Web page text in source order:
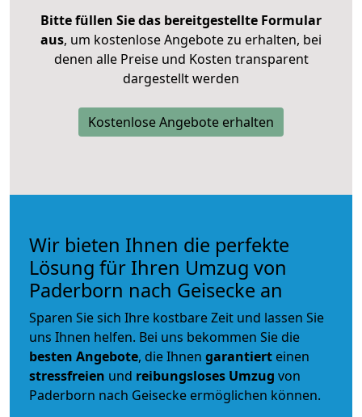
Bitte füllen Sie das bereitgestellte Formular
aus, um kostenlose Angebote zu erhalten, bei
denen alle Preise und Kosten transparent
dargestellt werden
Kostenlose Angebote erhalten
Wir bieten Ihnen die perfekte
Lösung für Ihren Umzug von
Paderborn nach Geisecke an
Sparen Sie sich Ihre kostbare Zeit und lassen Sie
uns Ihnen helfen. Bei uns bekommen Sie die
besten Angebote, die Ihnen garantiert einen
stressfreien und reibungsloses Umzug von
Paderborn nach Geisecke ermöglichen können.